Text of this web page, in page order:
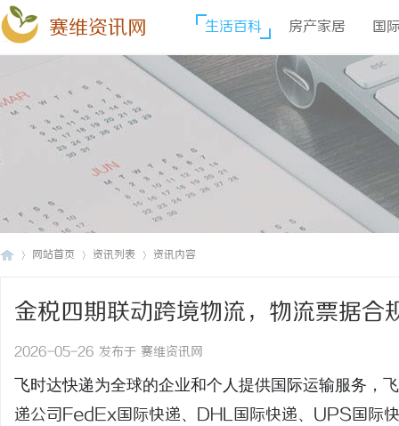
赛维资讯网 生活百科 房产家居 国
网站首页 资讯列表 资讯内容
金税四期联动跨境物流，物流票据
达快递官网
2026-05-26 发布于 赛维资讯网
飞时达快递为全球的企业和个人提供国际运输服务，
递公司FedEx国际快递、 DHL国际快递、 UPS国际